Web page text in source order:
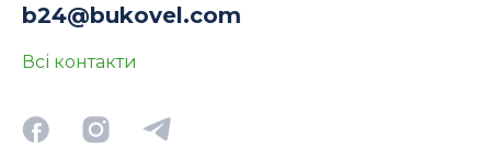
b24@bukovel.com
Всі контакти